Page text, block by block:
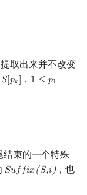
STL
程
数
级数复合|复合逆
成函数
数
取出来并不改变
𝑆[𝑝𝑘]
[pk] ， 1 ≤ 𝑝1
1 ≤p 1<p
结束的一个特殊
𝑆𝑢𝑓𝑓𝑖𝑥(𝑆,𝑖)
Suffix(S,i)
，也